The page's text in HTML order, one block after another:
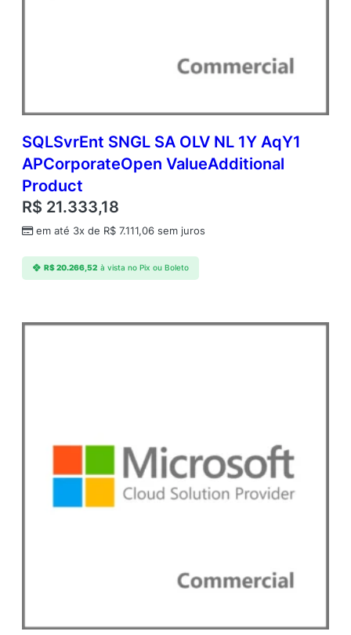
SQLSvrEnt SNGL SA OLV NL 1Y AqY1
APCorporateOpen ValueAdditional
Product
R$ 21.333,18
em até 3x de R$ 7.111,06 sem juros
R$20.266,52 à vista no Pix ou Boleto